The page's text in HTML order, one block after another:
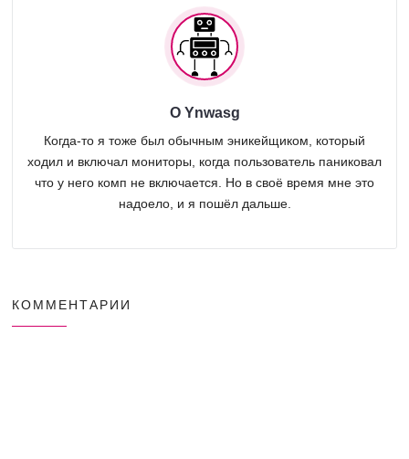
О Ynwasg
Когда-то я тоже был обычным эникейщиком, который
ходил и включал мониторы, когда пользователь паниковал
что у него комп не включается. Но в своё время мне это
надоело, и я пошёл дальше.
КОММЕНТАРИИ